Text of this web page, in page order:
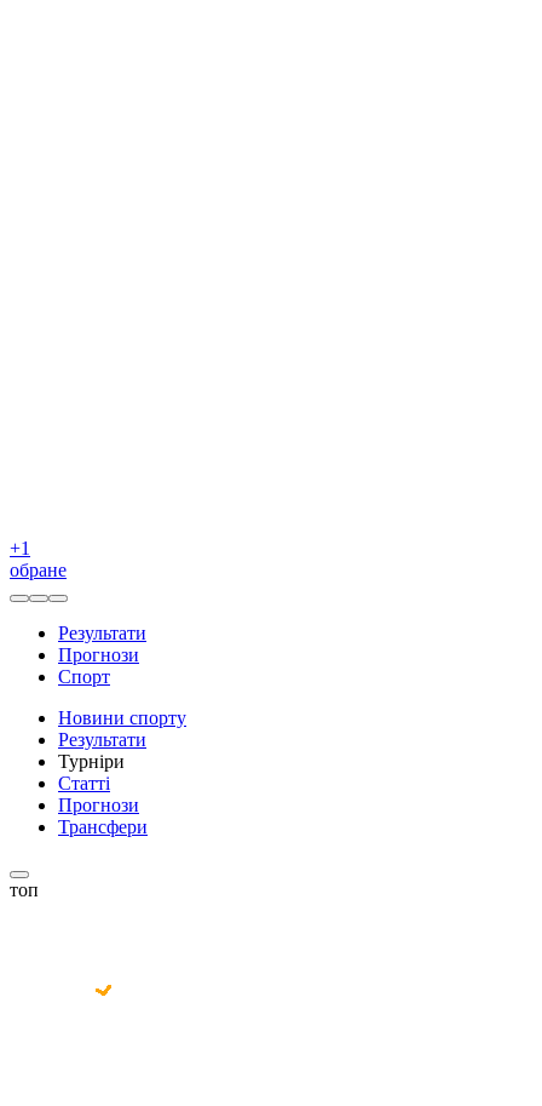
+1
обране
Результати
Прогнози
Спорт
Новини спорту
Результати
Турніри
Статті
Прогнози
Трансфери
топ